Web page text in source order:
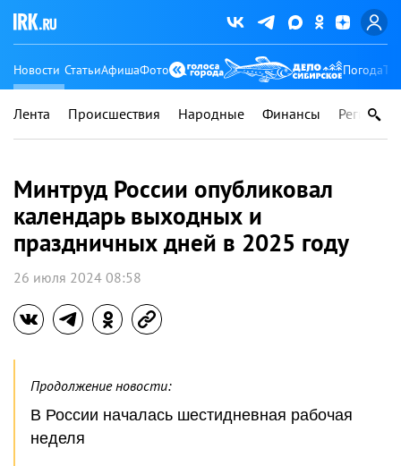
Новости СтатьиАфишаФото Погода
Лента Происшествия Народные Финансы Регионы
Минтруд России опубликовал
календарь выходных и
праздничных дней в 2025 году
26 июля 2024 08:58
Продолжение новости:
В России началась шестидневная рабочая
неделя